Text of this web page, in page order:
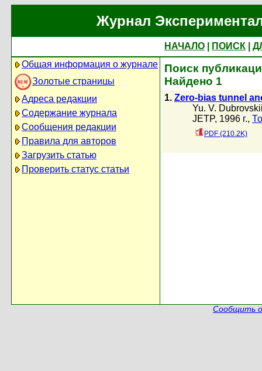
Журнал
НАЧАЛО ПОИСК
Общая информация о журнале
Золотые страницы
Адреса редакции
Содержание журнала
Сообщения редакции
Правила для авторов
Загрузить статью
Проверить статус статьи
Поиск
Найдено 1
1. Zero-bias tunnel
Yu. V.
JETP, 1996 г.,
PDF (210.2K)
Сообщить о